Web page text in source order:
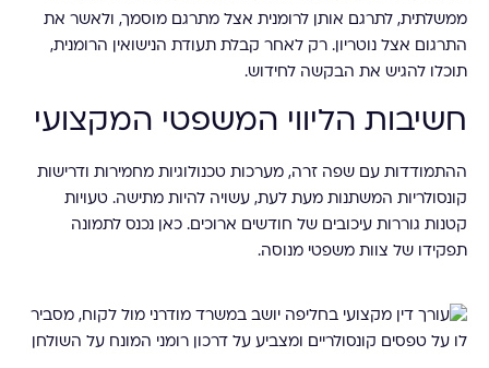
ממשלתית, לתרגם אותן לרומנית אצל מתרגם מוסמך, ולאשר את
התרגום אצל נוטריון. רק לאחר קבלת תעודת הנישואין הרומנית,
תוכלו להגיש את הבקשה לחידוש.
חשיבות הליווי המשפטי המקצועי
ההתמודדות עם שפה זרה, מערכות טכנולוגיות מחמירות ודרישות
קונסולריות המשתנות מעת לעת, עשויה להיות מתישה. טעויות
קטנות גוררות עיכובים של חודשים ארוכים. כאן נכנס לתמונה
תפקידו של צוות משפטי מנוסה.